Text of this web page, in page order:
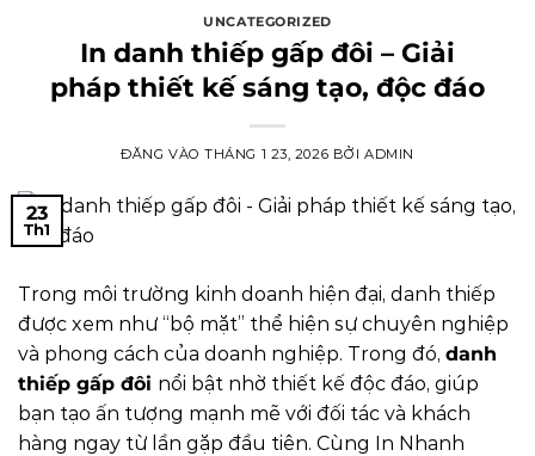
UNCATEGORIZED
In danh thiếp gấp đôi – Giải
pháp thiết kế sáng tạo, độc đáo
ĐĂNG VÀOTHÁNG 1 23, 2026 BỞI ADMIN
23
Th1
Trong môi trường kinh doanh hiện đại, danh thiếp
được xem như “bộ mặt” thể hiện sự chuyên nghiệp
và phong cách của doanh nghiệp. Trong đó, danh
thiếp gấp đôi nổi bật nhờ thiết kế độc đáo, giúp
bạn tạo ấn tượng mạnh mẽ với đối tác và khách
hàng ngay từ lần gặp đầu tiên. Cùng In Nhanh